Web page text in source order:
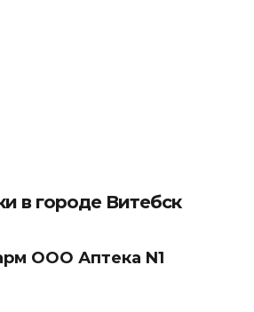
в городе Витебск
ООО Аптека N1